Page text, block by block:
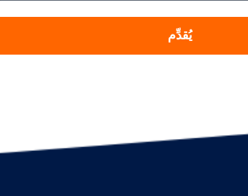
يُقدِّم